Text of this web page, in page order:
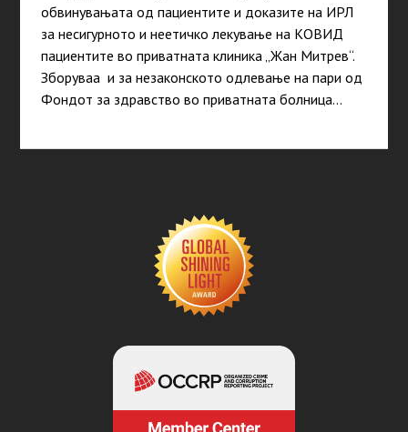
обвинувањата од пациентите и доказите на ИРЛ
за несигурното и неетичко лекување на КОВИД
пациентите во приватната клиника „Жан Митрев“.
Зборуваа и за незаконското одлевање на пари од
Фондот за здравство во приватната болница…